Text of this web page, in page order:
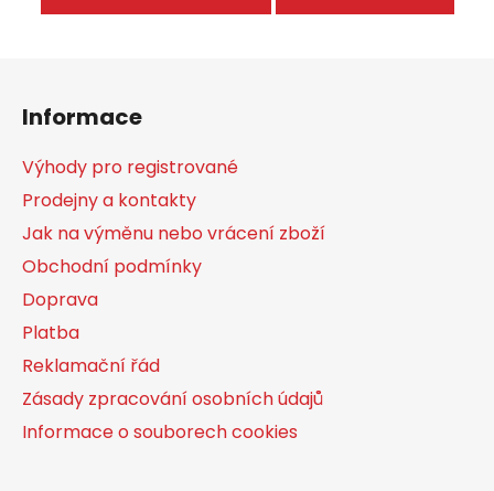
Informace
Výhody pro registrované
Prodejny a kontakty
Jak na výměnu nebo vrácení zboží
Obchodní podmínky
Doprava
Platba
Reklamační řád
Zásady zpracování osobních údajů
Informace o souborech cookies